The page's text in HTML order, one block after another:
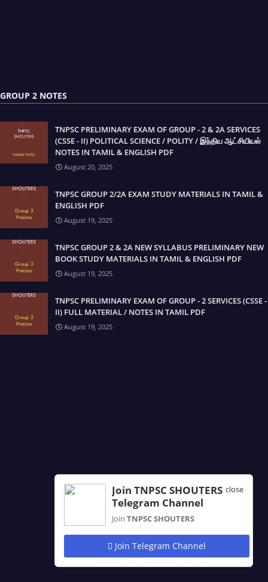
GROUP 2 NOTES
TNPSC PRELIMINARY EXAM OF GROUP - 2 & 2A SERVICES
(CSSE - II) POLITICAL SCIENCE / POLITY / இந்திய ஆட்சியியல்
NOTES IN TAMIL & ENGLISH PDF
August 20, 2025
TNPSC GROUP 2/2A EXAM STUDY MATERIALS IN TAMIL &
ENGLISH PDF
August 19, 2025
TNPSC GROUP 2 & 2A NEW SYLLABUS PRELIMINARY NEW
BOOK STUDY MATERIALS IN TAMIL & ENGLISH PDF
August 19, 2025
TNPSC PRELIMINARY EXAM OF GROUP - 2 SERVICES (CSSE -
II) FULL MATERIAL / NOTES IN TAMIL PDF
August 19, 2025
close
Join TNPSC SHOUTERS
Telegram Channel
Join TNPSC SHOUTERS
Join Telegram Channel